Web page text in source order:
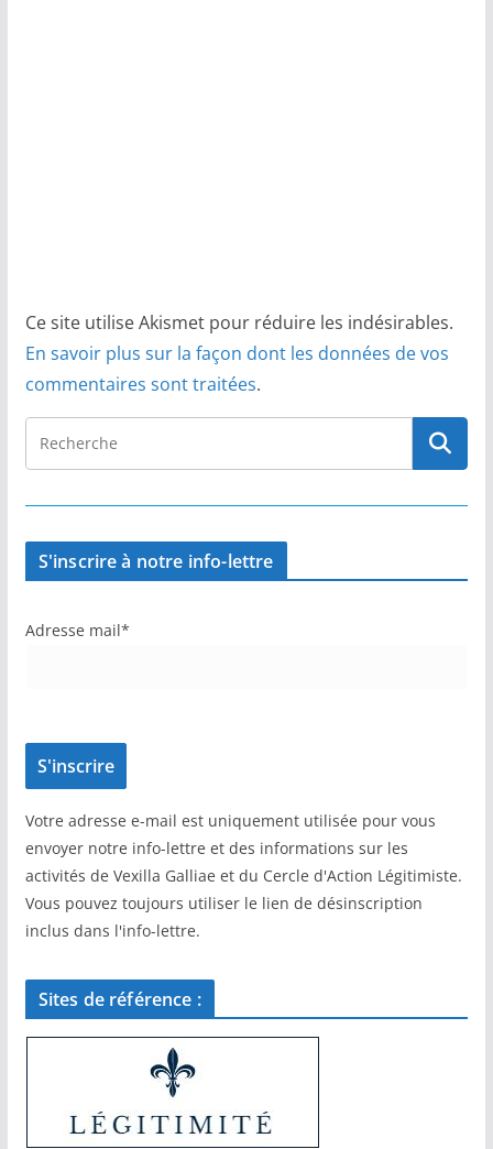
Ce site utilise Akismet pour réduire les indésirables.
En savoir plus sur la façon dont les données de vos
commentaires sont traitées.
S'inscrire à notre info-lettre
Adresse mail*
Votre adresse e-mail est uniquement utilisée pour vous
envoyer notre info-lettre et des informations sur les
activités de Vexilla Galliae et du Cercle d'Action Légitimiste.
Vous pouvez toujours utiliser le lien de désinscription
inclus dans l'info-lettre.
Sites de référence :